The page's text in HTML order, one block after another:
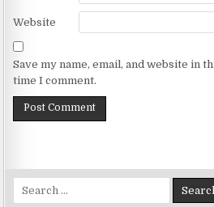
Website
Save my name, email, and website in
time I comment.
Search for: